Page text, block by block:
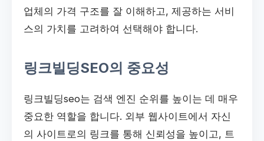
업체의 가격 구조를 잘 이해하고, 제공하는 서비
스의 가치를 고려하여 선택해야 합니다.
링크빌딩SEO의 중요성
링크빌딩seo는 검색 엔진 순위를 높이는 데 매우
중요한 역할을 합니다. 외부 웹사이트에서 자신
의 사이트로의 링크를 통해 신뢰성을 높이고, 트